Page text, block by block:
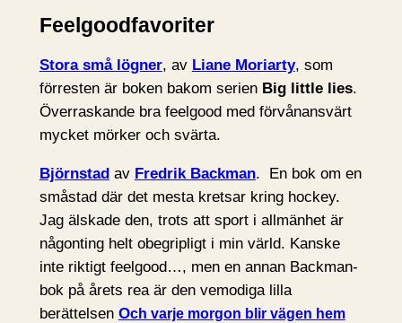
Feelgoodfavoriter
Stora små lögner, av Liane Moriarty, som
förresten är boken bakom serien Big little lies.
Överraskande bra feelgood med förvånansvärt
mycket mörker och svärta.
Björnstad av Fredrik Backman. En bok om en
småstad där det mesta kretsar kring hockey.
Jag älskade den, trots att sport i allmänhet är
någonting helt obegripligt i min värld. Kanske
inte riktigt feelgood…, men en annan Backman-
bok på årets rea är den vemodiga lilla
berättelsen Och varje morgon blir vägen hem